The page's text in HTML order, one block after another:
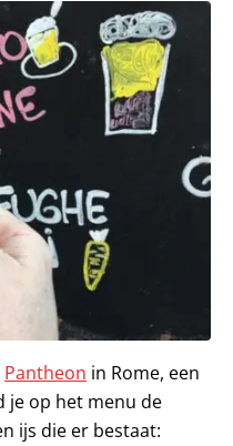
Pantheon in Rome, een
je op het menu de
ijs die er bestaat: